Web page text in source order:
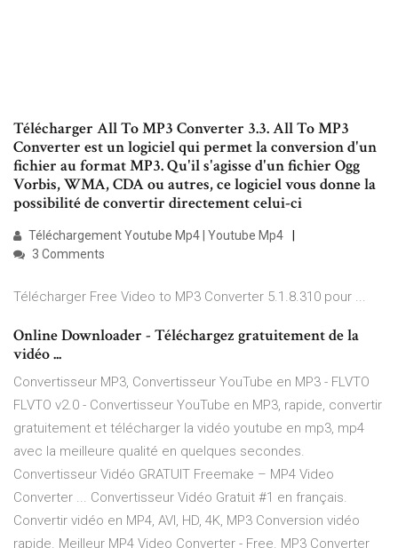
Télécharger All To MP3 Converter 3.3. All To MP3
Converter est un logiciel qui permet la conversion d'un
fichier au format MP3. Qu'il s'agisse d'un fichier Ogg
Vorbis, WMA, CDA ou autres, ce logiciel vous donne la
possibilité de convertir directement celui-ci
Téléchargement Youtube Mp4 | Youtube Mp4
3 Comments
Télécharger Free Video to MP3 Converter 5.1.8.310 pour ...
Online Downloader - Téléchargez gratuitement de la
vidéo ...
Convertisseur MP3, Convertisseur YouTube en MP3 - FLVTO
FLVTO v2.0 - Convertisseur YouTube en MP3, rapide, convertir
gratuitement et télécharger la vidéo youtube en mp3, mp4
avec la meilleure qualité en quelques secondes.
Convertisseur Vidéo GRATUIT Freemake – MP4 Video
Converter ... Convertisseur Vidéo Gratuit #1 en français.
Convertir vidéo en MP4, AVI, HD, 4K, MP3 Conversion vidéo
rapide. Meilleur MP4 Video Converter - Free. MP3 Converter